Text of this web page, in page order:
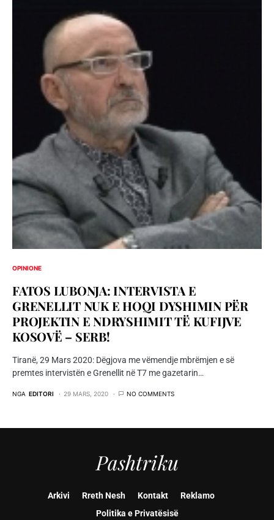
OPINIONE
FATOS LUBONJA: INTERVISTA E
GRENELLIT NUK E HOQI DYSHIMIN PËR
PROJEKTIN E NDRYSHIMIT TË KUFIJVE
KOSOVË – SERB!
Tiranë, 29 Mars 2020: Dëgjova me vëmendje mbrëmjen e së
premtes intervistën e Grenellit në T7 me gazetarin…
NGA EDITORI 29 MARS, 2020 NO COMMENTS
Pashtriku
Arkivi Rreth Nesh Kontakt
Reklamo
Politika e Privatësisë